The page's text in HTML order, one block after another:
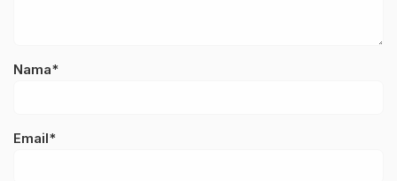
Nama*
Email*